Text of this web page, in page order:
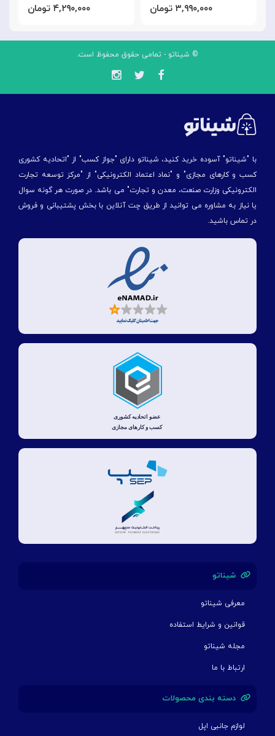
۴,۲۹۰,۰۰۰ تومان ۳,۹۹۰,۰۰۰ تومان
© شیناتو - تمامی حقوق محفوظ است.
با "شیناتو" آسوده خرید کنید، شیناتو دارای "جواز کسب" از "اتحادیه کشوری
کسب و کارهای مجازی" و "نماد اعتماد الکترونیکی" از "مركز توسعه تجارت
الكترونیكی وزارت صنعت، معدن و تجارت" می باشد. در صورت هر گونه سوال
یا نیاز به مشاوره می توانید از طریق چت آنلاین با بخش پشتیبانی و فروش
در تماس باشید.
شیناتو
معرفی شیناتو
قوانین و شرایط استفاده
مجله شیناتو
ارتباط با ما
دسته بندی محصولات
لوازم جانبی اپل